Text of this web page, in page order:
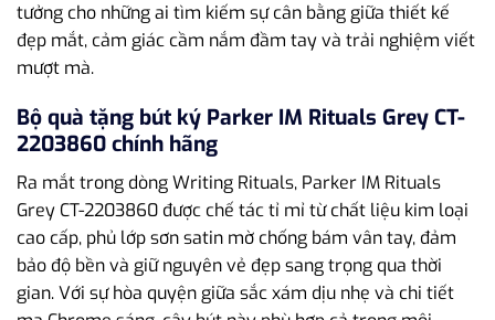
tưởng cho những ai tìm kiếm sự cân bằng giữa thiết kế
đẹp mắt, cảm giác cầm nắm đầm tay và trải nghiệm viết
mượt mà.
Bộ quà tặng bút ký Parker IM Rituals Grey CT-
2203860 chính hãng
Ra mắt trong dòng Writing Rituals, Parker IM Rituals
Grey CT-2203860 được chế tác tỉ mỉ từ chất liệu kim loại
cao cấp, phủ lớp sơn satin mờ chống bám vân tay, đảm
bảo độ bền và giữ nguyên vẻ đẹp sang trọng qua thời
gian. Với sự hòa quyện giữa sắc xám dịu nhẹ và chi tiết